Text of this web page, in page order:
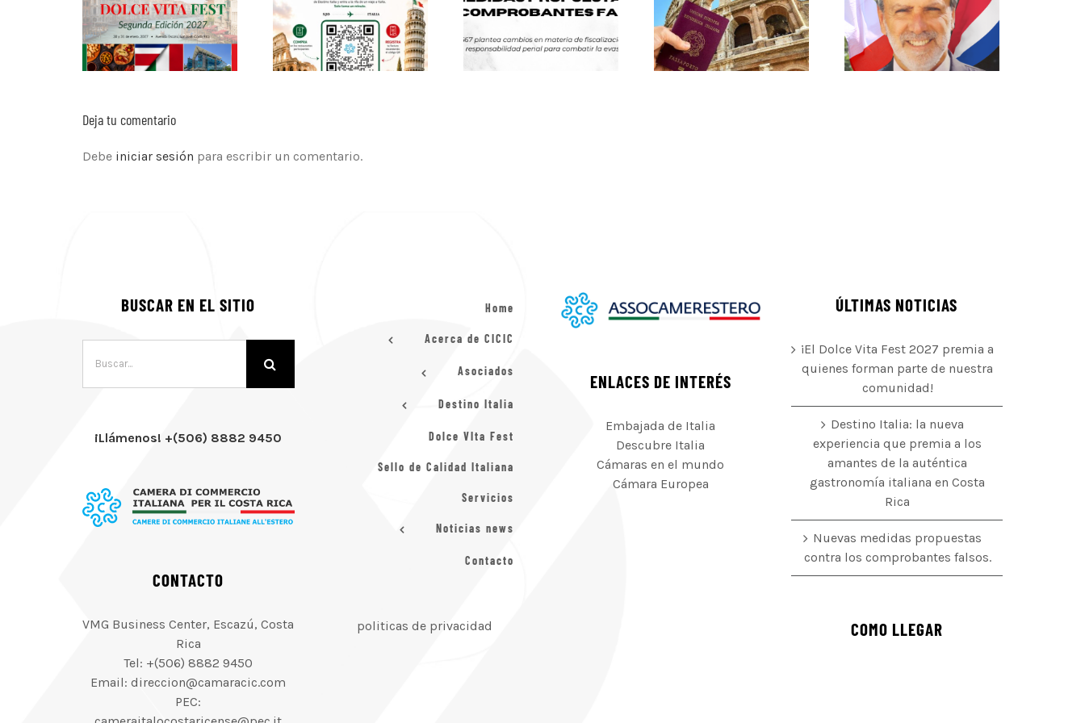
Deja tu comentario
Debe iniciar sesión para escribir un comentario.
BUSCAR EN EL SITIO
¡Llámenos! +(506) 8882 9450
CONTACTO
VMG Business Center, Escazú, Costa
Rica
Tel: +(506) 8882 9450
Email: direccion@camaracic.com
PEC:
Home
Acerca de CICIC
Asociados
Destino Italia
Dolce VIta Fest
Sello de Calidad Italiana
Servicios
Noticias news
Contacto
politicas de privacidad
ENLACES DE INTERÉS
Embajada de Italia
Descubre Italia
Cámaras en el mundo
Cámara Europea
ÚLTIMAS NOTICIAS
¡El Dolce Vita Fest 2027 premia a
quienes forman parte de nuestra
comunidad!
Destino Italia: la nueva
experiencia que premia a los
amantes de la auténtica
gastronomía italiana en Costa
Rica
Nuevas medidas propuestas
contra los comprobantes falsos.
COMO LLEGAR